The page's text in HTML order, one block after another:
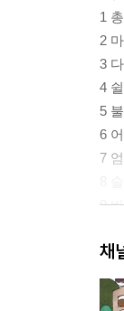
1
2
3
4
5
6
7
9
2부
11
채